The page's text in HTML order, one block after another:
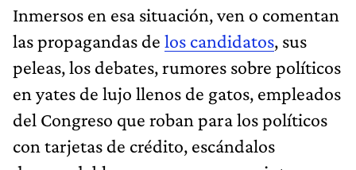
Inmersos en esa situación, ven o comentan
las propagandas de los candidatos, sus
peleas, los debates, rumores sobre políticos
en yates de lujo llenos de gatos, empleados
del Congreso que roban para los políticos
con tarjetas de crédito, escándalos